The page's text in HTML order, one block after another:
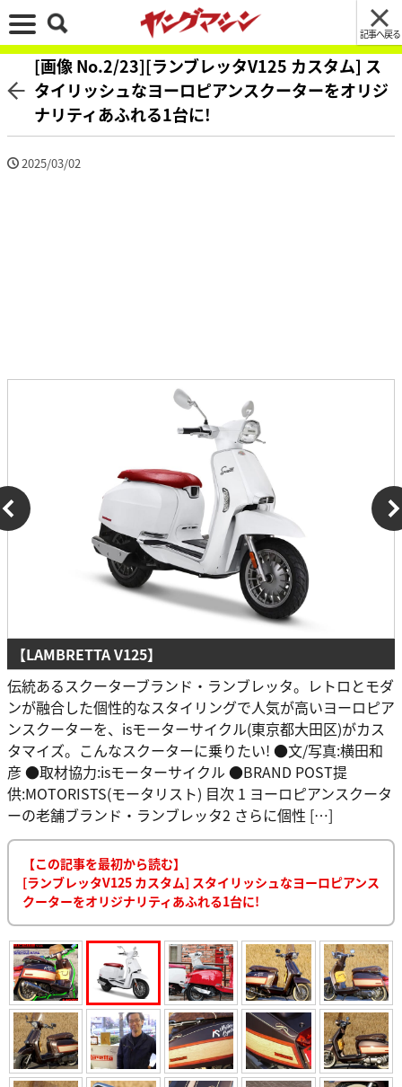
記事へ戻る
[画像 No.2/23][ランブレッタV125 カスタム] ス
タイリッシュなヨーロピアンスクーターをオリジ
ナリティあふれる1台に!
2025/03/02
【LAMBRETTA V125】
伝統あるスクーターブランド・ランブレッタ。レトロとモダ
ンが融合した個性的なスタイリングで人気が高いヨーロピア
ンスクーターを、isモーターサイクル(東京都大田区)がカス
タマイズ。こんなスクーターに乗りたい! ●文/写真:横田和
彦 ●取材協力:isモーターサイクル ●BRAND POST提
供:MOTORISTS(モータリスト) 目次 1 ヨーロピアンスクータ
ーの老舗ブランド・ランブレッタ2 さらに個性 […]
【この記事を最初から読む】
[ランブレッタV125 カスタム] スタイリッシュなヨーロピアンス
クーターをオリジナリティあふれる1台に!